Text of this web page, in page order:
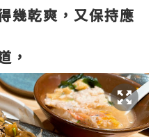
幾乾爽，又保持應
，